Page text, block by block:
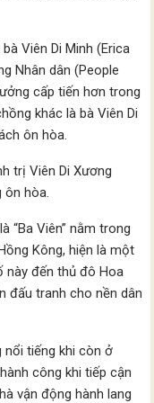
Viên Di Minh (Erica
Nhân dân (People
cấp tiến hơn trong
khác là bà Viên Di
ôn hòa.
trị Viên Di Xương
ôn hòa.
“Ba Viên” nằm trong
Kông, hiện là một
này đến thủ đô Hoa
đấu tranh cho nền dân
nổi tiếng khi còn ở
công khi tiếp cận
vận động hành lang